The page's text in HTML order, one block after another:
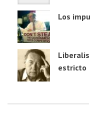
Los
estricto